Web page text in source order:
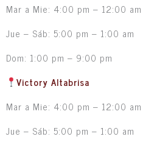
Mar a Mie: 4:00 pm – 12:00 am
Jue – Sáb: 5:00 pm – 1:00 am
Dom: 1:00 pm – 9:00 pm
Victory Altabrisa
Mar a Mie: 4:00 pm – 12:00 am
Jue – Sáb: 5:00 pm – 1:00 am